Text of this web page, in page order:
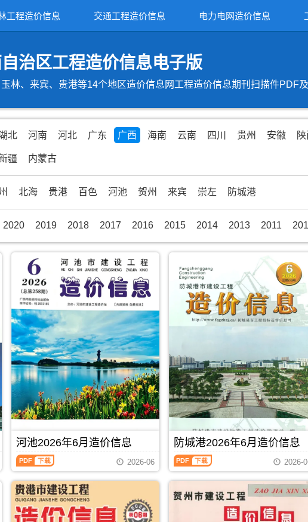
工程造价信息 交通工程造价信息 电力电网造价信息
治区工程造价信息电子版
林、来宾、贵港等14个地区造价信息网工程造价信息期刊扫描件PDF
河池2026年6月造价信息
河
池
年
6
月
造
PDF 下载
2026-06
防城港2026年6月造价信息
防
城
年
PDF 下载
2026-
北 河南 河北 广东 广西 海南 云南 四川 贵州 安徽
疆 内蒙古
北海 贵港 百色 河池 贺州 来宾 崇左 防城港
2020 2019 2018 2017 2016 2015 2014 2013 2011